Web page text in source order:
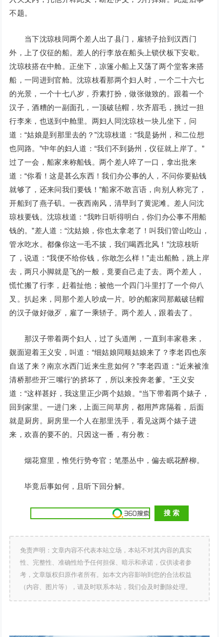
不题。
当下沈琼枝同两个差人出了县门，雇轿子抬到汉西门
外，上了仪征的船。差人的行李放在船头上锁伏板下安歇。
沈琼枝搭在中舱。正坐下，凉篷小船上又荡了两个堂客来搭
船，一同进到官舱。沈琼枝看那两个妇人时，一个二十六七
的光景，一个十七八岁，乔素打扮，做张做致的。跟着一个
汉子，酒糟的一副面孔，一顶破毡帽，坎齐眉毛，挑过一担
行李来，也送到中舱里。两妇人同沈琼枝一块儿坐下，问
道：“姑娘是到那里去的？”沈琼枝道：“我是扬州，和二位想
也同路。”中年的妇人道：“我们不到扬州，仪征就上岸了。”
过了一会，船家来称船钱。两个差人啐了一口，拿出批来
道：“你看！这是甚么东西！我们办公事的人，不问你要贴钱
就够了，还来问我们要钱！”船家不敢言语，向别人称完了，
开船到了燕子矶。一夜西南风，清早到了黄泥滩。差人问沈
琼枝要钱。沈琼枝道：“我昨日听得明白，你们办公事不用船
钱的。”差人道：“沈姑娘，你也太拿老了！叫我们管山吃山，
管水吃水。都像你这一毛不拔，我们喝西北风！”沈琼枝听
了，说道：“我便不给你钱，你敢怎么样！”走出船舱，跳上岸
去，两只小脚就是飞的一般，竟要自己走了去。两个差人，
慌忙搬了行李，赶着扯他；被他一个四门斗里打了一个仰八
叉。扒起来，同那个差人吵成一片。吵的船家同那戴破毡帽
的汉子做好做歹，雇了一乘轿子。两个差人，跟着去了。
那汉子带着两个妇人，过了头道闸，一直到丰家巷来，
觌面迎着王义安，叫道：“细姑娘同顺姑娘来了？李老四也亲
自送了来？南京水西门近来生意如何？”李老四道：“近来被淮
清桥那些开‘三嘴行’的挤坏了，所以来投奔老爹。”王义安
道：“这样甚好，我这里正少两个姑娘。“当下带着两个婊子，
回到家里。一进门来，上面三间草房，都用芦席隔着，后面
就是厨房。厨房里一个人在那里洗手，看见这两个婊子进
来，欢喜的要不的。只因这一番，有分教：
烟花窟里，惟凭行势夸官；笔墨丛中，偏去眠花醉柳。
毕竟后事如何，且听下回分解。
免责声明：文章内容不代表本站立场，本站不对其内容的真实
性、完整性、准确性给予任何担保、暗示和承诺，仅供读者参
考，文章版权归原作者所有。如本文内容影响到您的合法权益
（内容、图片等），请及时联系本站，我们会及时删除处理。